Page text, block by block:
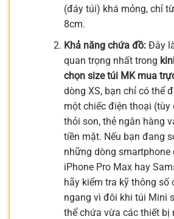
(đáy túi) khá mỏng, chỉ
8cm.
Khả năng chứa đồ:Đây
quan trọng nhất trong
chọn size túi MK mua
dòng XS, bạn chỉ có thể
một chiếc điện thoại (tùy
thỏi son, thẻ ngân hàng
tiền mặt. Nếu bạn đang
những dòng smartphone
iPhone Pro Max hay
hãy kiểm tra kỹ thông số
ngang vì đôi khi túi Mini
thể chứa vừa các thiết bị